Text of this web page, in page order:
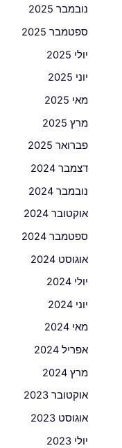
נובמבר 2025
ספטמבר 2025
יולי 2025
יוני 2025
מאי 2025
מרץ 2025
פברואר 2025
דצמבר 2024
נובמבר 2024
אוקטובר 2024
ספטמבר 2024
אוגוסט 2024
יולי 2024
יוני 2024
מאי 2024
אפריל 2024
מרץ 2024
אוקטובר 2023
אוגוסט 2023
יולי 2023